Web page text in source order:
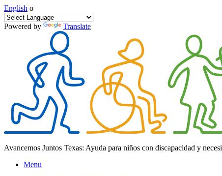
English o
Powered by Translate
Avancemos Juntos Texas: Ayuda para niños con discapacidad y
Menu